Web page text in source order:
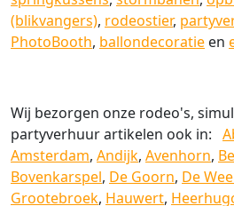
(blikvangers), rodeostier,
PhotoBooth, ballondecoratie en
Wij bezorgen onze rodeo's,
partyverhuur artikelen ook in:
Amsterdam, Andijk, Avenhorn,
Bovenkarspel, De Goorn, De
Grootebroek, Hauwert,